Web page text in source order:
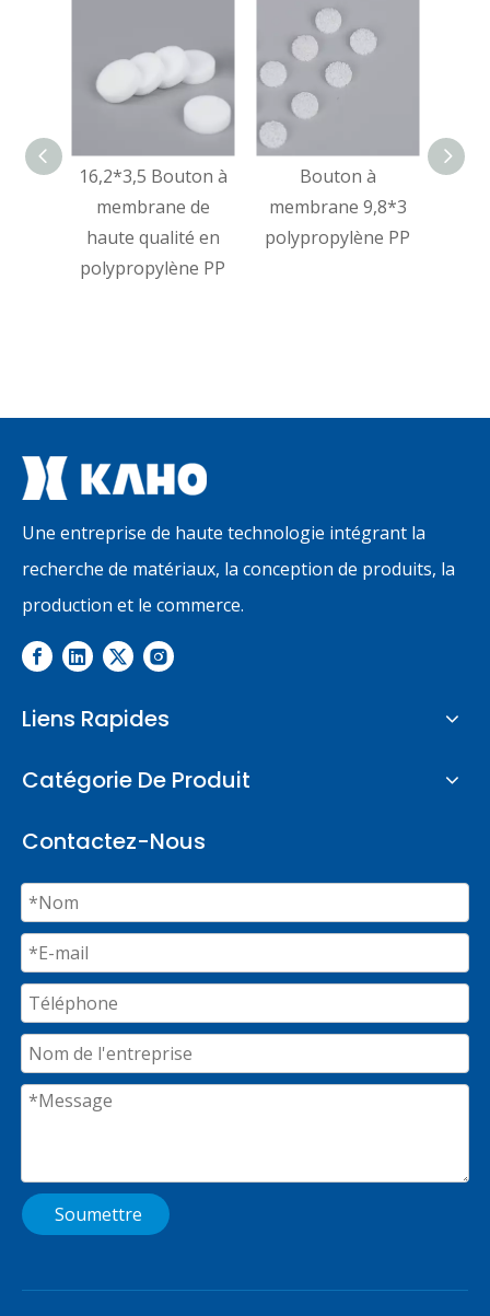
16,2*3,5 Bouton à
membrane de
haute qualité en
polypropylène PP
Bouton à
membrane 9,8*3
polypropylène PP
Une entreprise de haute technologie intégrant la
recherche de matériaux, la conception de produits, la
production et le commerce.
Liens Rapides
Catégorie De Produit
Contactez-Nous
Soumettre